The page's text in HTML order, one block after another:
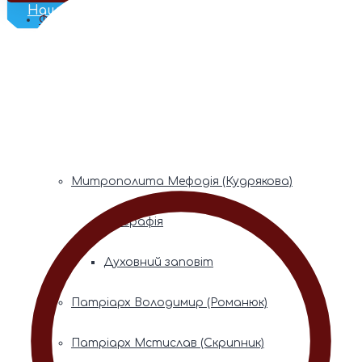
Наш Телеграм
Фонди пам’яті
Митрополита Мефодія (Кудрякова)
Біографія
Духовний заповіт
Патріарх Володимир (Романюк)
Патріарх Мстислав (Скрипник)